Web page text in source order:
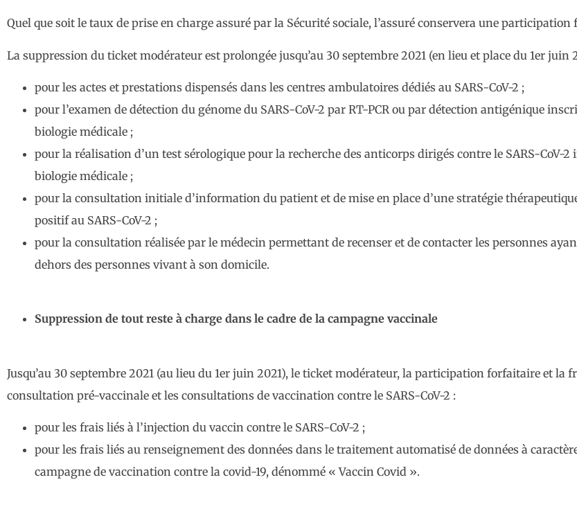
Quel que soit le taux de prise en charge assuré par la Sécurité sociale, l’assuré conservera une participation
La suppression du ticket modérateur est prolongée jusqu’au 30 septembre 2021 (en lieu et place du 1er juin
pour les actes et prestations dispensés dans les centres ambulatoires dédiés au SARS-CoV-2 ;
pour l’examen de détection du génome du SARS-CoV-2 par RT-PCR ou par détection antigénique
biologie médicale ;
pour la réalisation d’un test sérologique pour la recherche des anticorps dirigés contre le SARS-CoV-
biologie médicale ;
pour la consultation initiale d’information du patient et de mise en place d’une stratégie
positif au SARS-CoV-2 ;
pour la consultation réalisée par le médecin permettant de recenser et de contacter les personnes
dehors des personnes vivant à son domicile.
Suppression de tout reste à charge dans le cadre de la campagne vaccinale
Jusqu’au 30 septembre 2021 (au lieu du 1er juin 2021), le ticket modérateur, la participation forfaitaire et la
consultation pré-vaccinale et les consultations de vaccination contre le SARS-CoV-2 :
pour les frais liés à l’injection du vaccin contre le SARS-CoV-2 ;
pour les frais liés au renseignement des données dans le traitement automatisé de données à
campagne de vaccination contre la covid-19, dénommé « Vaccin Covid ».